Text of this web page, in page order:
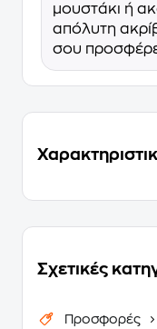
μουστάκι ή
απόλυτη
σου
Σχετικές
Προσφορές